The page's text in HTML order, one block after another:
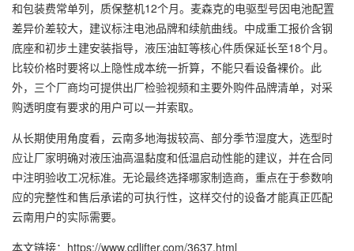
和包装费常单列，质保整机12个月。麦森克的电驱型号因电池配置
差异价差较大，建议标注电池品牌和续航曲线。中成重工报价含钢
底座和初步土建安装指导，液压油缸等核心件质保延长至18个月。
比较价格时要将以上隐性成本统一折算，不能只看设备裸价。此
外，三个厂商均可提供出厂检验视频和主要外购件品牌清单，对采
购透明度有要求的用户可以一并索取。
从长期使用角度看，云南多地海拔较高、部分季节湿度大，选型时
应让厂家明确对液压油高温黏度和低温启动性能的建议，并在合同
中注明验收工况标准。无论最终选择哪家制造商，重点在于参数响
应的完整性和售后承诺的可执行性，这样交付的设备才能真正匹配
云南用户的实际需要。
本文链接：https://www.cdlifter.com/3637.html